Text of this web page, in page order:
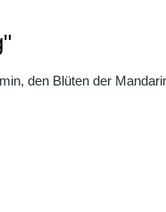
den Blüten der